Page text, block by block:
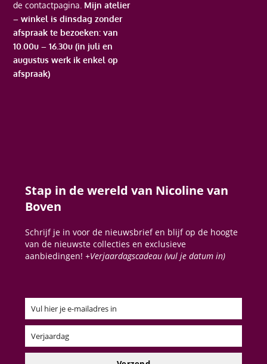
de contactpagina. Mijn atelier
– winkel is dinsdag zonder
afspraak te bezoeken: van
10.00u – 16.30u (in juli en
augustus werk ik enkel op
afspraak)
Stap in de wereld van Nicoline van
Boven
Schrijf je in voor de nieuwsbrief en blijf op de hoogte
van de nieuwste collecties en exclusieve
aanbiedingen!+Verjaardagscadeau (vul je datum in)
Email
Vul hier je e-mailadres in
Verjaardag
Verjaardag